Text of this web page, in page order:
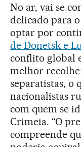
No ar, vai se
delicado para
optar por
de Donetsk e
conflito global
melhor
separatistas, o
nacionalistas
com quem se
Crimeia. “O
compreende